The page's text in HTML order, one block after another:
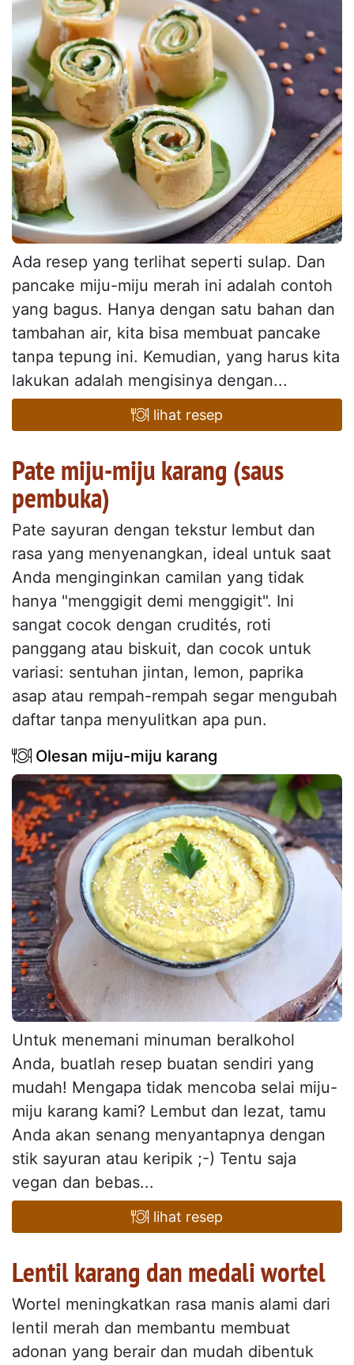
Ada resep yang terlihat seperti sulap. Dan
pancake miju-miju merah ini adalah contoh
yang bagus. Hanya dengan satu bahan dan
tambahan air, kita bisa membuat pancake
tanpa tepung ini. Kemudian, yang harus kita
lakukan adalah mengisinya dengan...
lihat resep
Pate miju-miju karang (saus
pembuka)
Pate sayuran dengan tekstur lembut dan
rasa yang menyenangkan, ideal untuk saat
Anda menginginkan camilan yang tidak
hanya "menggigit demi menggigit". Ini
sangat cocok dengan crudités, roti
panggang atau biskuit, dan cocok untuk
variasi: sentuhan jintan, lemon, paprika
asap atau rempah-rempah segar mengubah
daftar tanpa menyulitkan apa pun.
Olesan miju-miju karang
Untuk menemani minuman beralkohol
Anda, buatlah resep buatan sendiri yang
mudah! Mengapa tidak mencoba selai miju-
miju karang kami? Lembut dan lezat, tamu
Anda akan senang menyantapnya dengan
stik sayuran atau keripik ;-) Tentu saja
vegan dan bebas...
lihat resep
Lentil karang dan medali wortel
Wortel meningkatkan rasa manis alami dari
lentil merah dan membantu membuat
adonan yang berair dan mudah dibentuk